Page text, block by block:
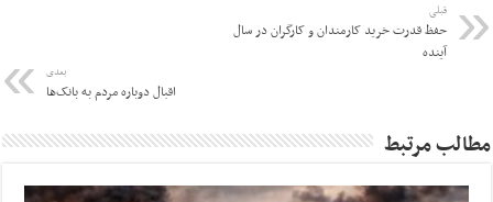
قبلی
حفظ قدرت خرید کارمندان و کارگران در سال
آینده
بعدی
اقبال دوباره مردم به بانک‌ها
مطالب مرتبط